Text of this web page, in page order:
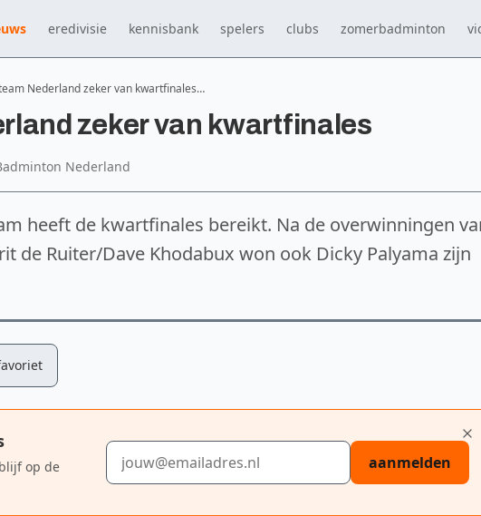
eredivisie kennisbank spelers clubs zomerbadminton
Nederland zeker van kwartfinales…
zeker van kwartfinales
Nederland
heeft de kwartfinales bereikt. Na de overwinningen
de Ruiter/Dave Khodabux won ook Dicky Palyama zijn
op de
E-mailadres
aanmelden